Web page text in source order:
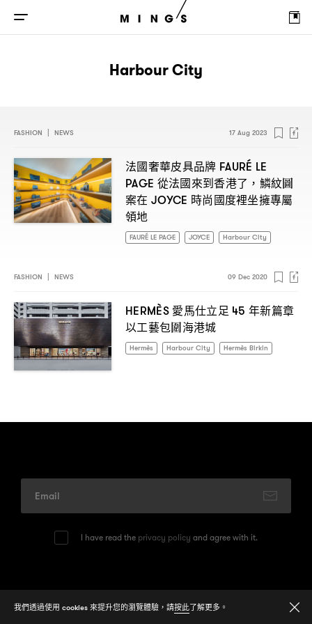
Harbour City
FASHION NEWS 17 Aug 2023
法國奢華皮具品牌 FAURÉ LE
PAGE 從法國來到香港了 ， 鱗紋圖
案在 JOYCE 時尚國度裡坐擁專屬
領地
FAURÉ LE PAGE JOYCE Harbour City
FASHION NEWS 09 Dec 2020
HERMÈS 愛馬仕立足45年新篇章
以工藝包圍海港城
Hermès Harbour City Hermès Birkin
I have read the privacy policy and agree with it.
我們透過使用 cookies 來提升您的瀏覽體驗，請按此了解更多。